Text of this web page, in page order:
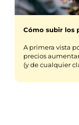
Cómo subir los
A primera vista
precios
(y de cualquier